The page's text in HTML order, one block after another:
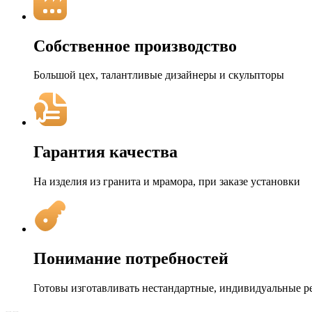
Собственное производство
Большой цех, талантливые дизайнеры и скульпторы
Гарантия качества
На изделия из гранита и мрамора, при заказе установки
Понимание потребностей
Готовы изготавливать нестандартные, индивидуальные